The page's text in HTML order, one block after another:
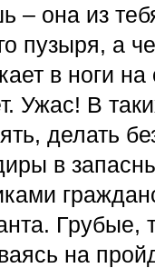
– она из
пузыря, а
в ноги
Ужас! В
делать
в
Грубые,
на